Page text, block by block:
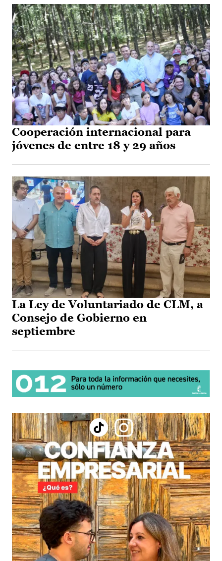
Cooperación internacional para
jóvenes de entre 18 y 29 años
La Ley de Voluntariado de CLM, a
Consejo de Gobierno en
septiembre